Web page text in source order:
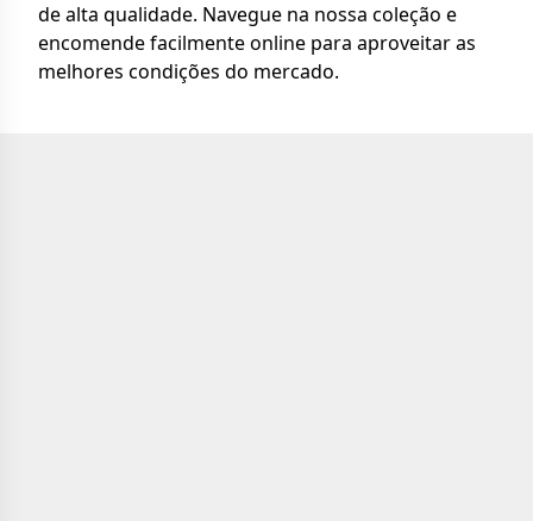
de alta qualidade. Navegue na nossa coleção e
encomende facilmente online para aproveitar as
melhores condições do mercado.